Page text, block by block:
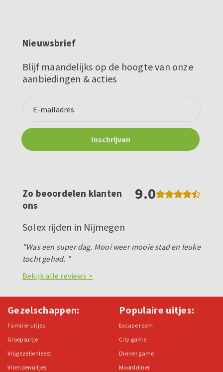
Nieuwsbrief
Blijf maandelijks op de hoogte van onze
aanbiedingen & acties
Zo beoordelen klanten
ons
9.0
Solex rijden in Nijmegen
"Was een super dag. Mooi weer mooie stad en leuke
tocht gehad. "
Bekijk alle reviews >
Gezelschappen:
Familie-uitjes
Groepsuitje
Vrijgezellenfeest
Vriendenuitjes
Populaire uitjes:
Escape room
City game
Dinner game
Moorddiner